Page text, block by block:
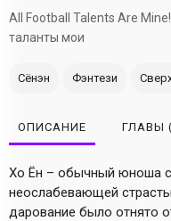
All Football Talents Are Mine!
таланты мои
Сёнэн Фэнтези
ОПИСАНИЕ ГЛАВЫ
Хо Ён – обычный юноша
неослабевающей
дарование было отнято